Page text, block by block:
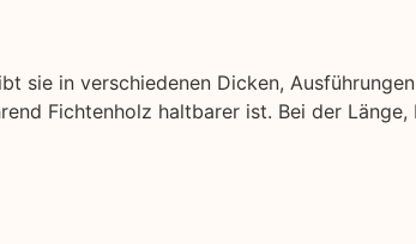
sie in verschiedenen Dicken,
Fichtenholz haltbarer ist. Bei der